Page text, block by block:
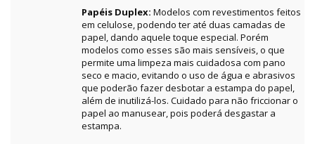
Papéis Duplex: Modelos com revestimentos feitos
em celulose, podendo ter até duas camadas de
papel, dando aquele toque especial. Porém
modelos como esses são mais sensíveis, o que
permite uma limpeza mais cuidadosa com pano
seco e macio, evitando o uso de água e abrasivos
que poderão fazer desbotar a estampa do papel,
além de inutilizá-los. Cuidado para não friccionar o
papel ao manusear, pois poderá desgastar a
estampa.